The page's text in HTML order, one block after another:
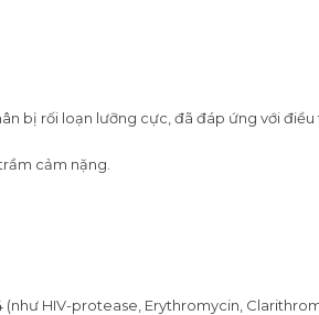
bị rối loạn lưỡng cực, đã đáp ứng với
cảm nặng.
HIV-protease, Erythromycin,